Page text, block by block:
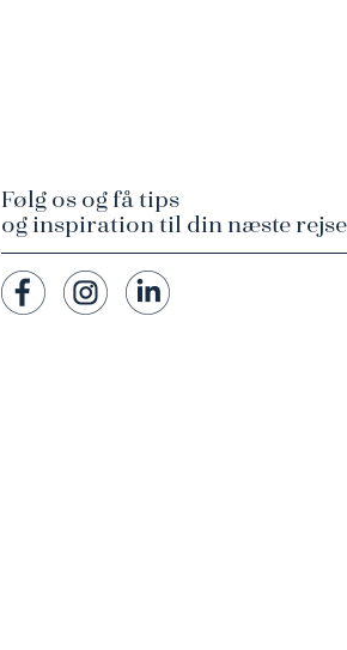
Følg os og få tips
og inspiration til din næste rejse